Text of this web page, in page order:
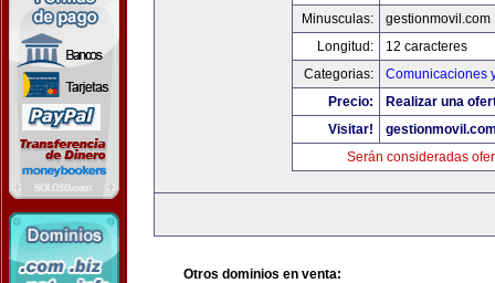
Minusculas:
gestionmovil.com
Longitud:
12 caracteres
Categorias:
Comunicaciones
Precio:
Realizar una
Visitar!
Serán consideradas
Otros dominios en venta: